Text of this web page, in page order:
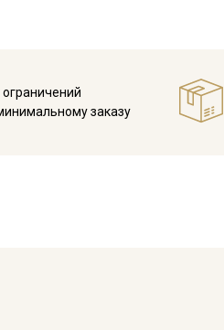
ограничений
заказу